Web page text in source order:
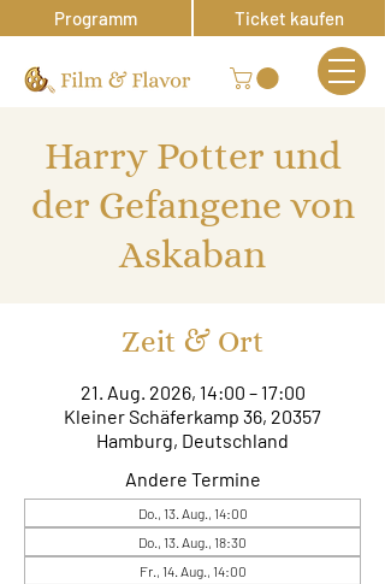
Programm Ticket kaufen
Harry Potter und
der Gefangene von
Askaban
Zeit & Ort
21. Aug. 2026, 14:00 – 17:00
Kleiner Schäferkamp 36, 20357
Hamburg, Deutschland
Andere Termine
Do., 13. Aug., 14:00
Do., 13. Aug., 18:30
Fr., 14. Aug., 14:00